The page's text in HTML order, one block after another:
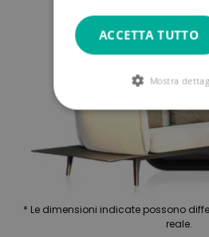
* Le dimensioni indicate possono
reale.
ACCETTA TUTTO
Mostra